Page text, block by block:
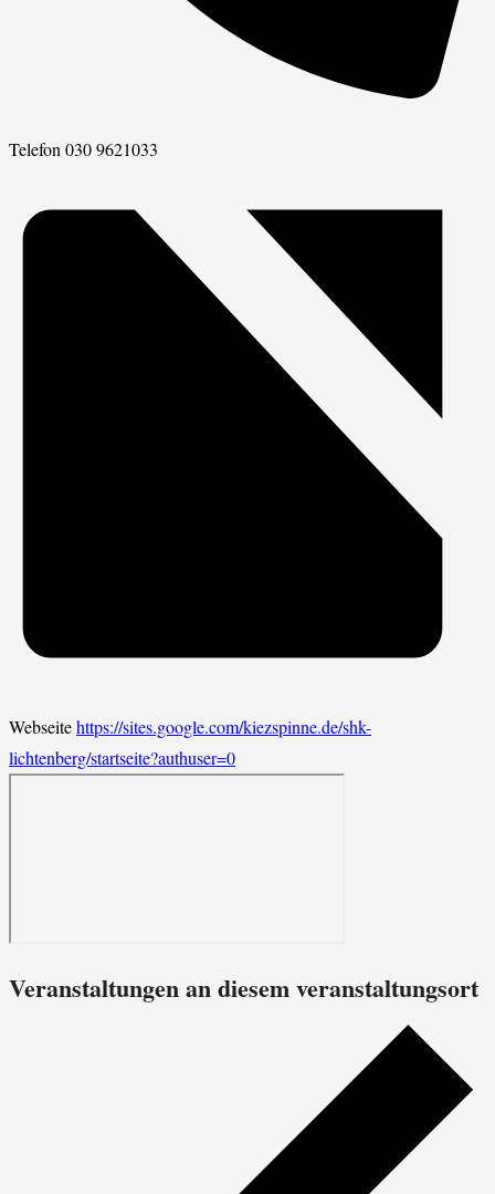
Telefon030 9621033
Webseitehttps://sites.google.com/kiezspinne.de/shk-
lichtenberg/startseite?authuser=0
Veranstaltungen an diesem veranstaltungsort